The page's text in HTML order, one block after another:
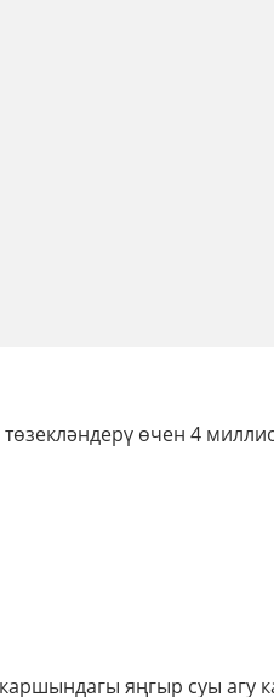
өчен 4
яңгыр суы агу